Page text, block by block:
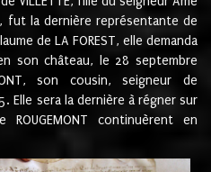
fut la dernière représentante de
de LA FOREST, elle demanda
son château, le 28 septembre
son cousin, seigneur de
Elle sera la dernière à régner sur
continuèrent en